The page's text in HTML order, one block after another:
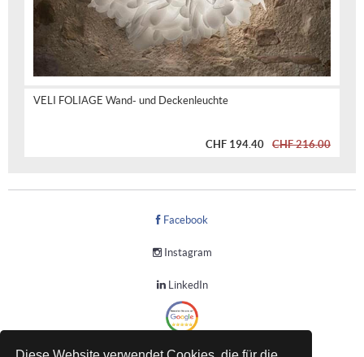
VELI FOLIAGE Wand- und Deckenleuchte
CHF 194.40 CHF 216.00
Facebook
Instagram
LinkedIn